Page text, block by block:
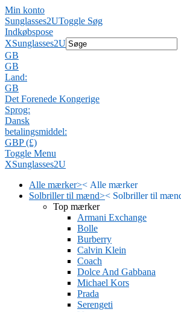
Min konto
Sunglasses2UToggle Søg
Indkøbspose
XSunglasses2U
GB
GB
Land:
GB
Det Forenede Kongerige
Sprog:
Dansk
betalingsmiddel:
GBP (£)
Toggle Menu
XSunglasses2U
Alle mærker>< Alle mærker
Solbriller til mænd>< Solbriller til
Top mærker
Armani Exchange
Bolle
Burberry
Calvin Klein
Coach
Dolce And Gabbana
Michael Kors
Prada
Serengeti